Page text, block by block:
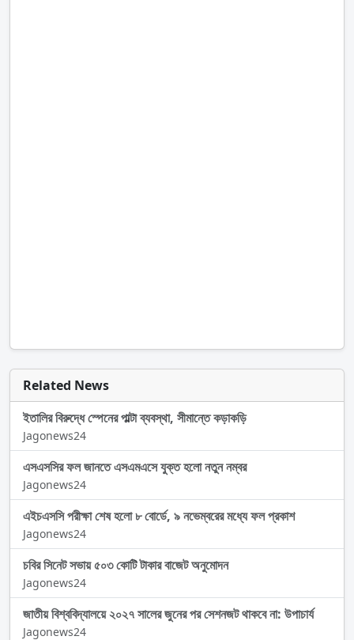
Related News
ইতালির বিরুদ্ধে স্পেনের পাল্টা ব্যবস্থা, সীমান্তে কড়াকড়ি
Jagonews24
এসএসসির ফল জানতে এসএমএসে যুক্ত হলো নতুন নম্বর
Jagonews24
এইচএসসি পরীক্ষা শেষ হলো ৮ বোর্ডে, ৯ নভেম্বরের মধ্যে ফল প্রকাশ
Jagonews24
চবির সিনেট সভায় ৫০৩ কোটি টাকার বাজেট অনুমোদন
Jagonews24
জাতীয় বিশ্ববিদ্যালয়ে ২০২৭ সালের জুনের পর সেশনজট থাকবে না: উপাচার্য
Jagonews24